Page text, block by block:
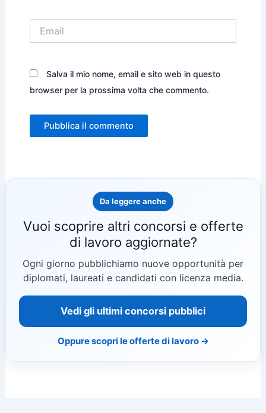
Salva il mio nome, email e sito web in questo
browser per la prossima volta che commento.
Da leggere anche
Vuoi scoprire altri concorsi e offerte
di lavoro aggiornate?
Ogni giorno pubblichiamo nuove opportunità per
diplomati, laureati e candidati con licenza media.
Vedi gli ultimi concorsi pubblici
Oppure scopri le offerte di lavoro →